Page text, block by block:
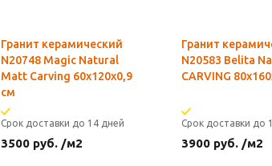
Гранит керамический
N20748 Magic Natural
Matt Carving 60x120х0,9
см
Срок доставки до 14 дней
3500руб. /м2
Гранит
N20583 Belita
CARVING
Срок доставки до
3900 руб. /м2